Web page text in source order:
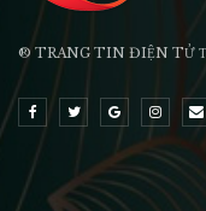
® TRANG TIN ĐIỆN TỬ